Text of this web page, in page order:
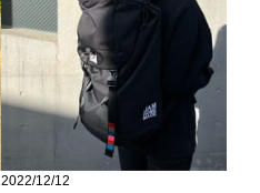
2022/12/12